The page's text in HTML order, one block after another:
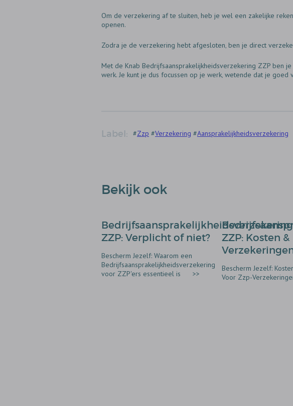
Om de verzekering af te sluiten‚ heb je wel een zakelijke
openen.
Zodra je de verzekering hebt afgesloten‚ ben je direct
Met de Knab Bedrijfsaansprakelijkheidsverzekering ZZP ben
werk. Je kunt je dus focussen op je werk‚ wetende dat je goed
Label: #Zzp #Verzekering #Aansprakelijkheidsverzekering
Bekijk ook
Bedrijfsaansprakelijkheidsverzekering
ZZP: Verplicht of niet?
Bescherm Jezelf: Waarom een
Bedrijfsaansprakelijkheidsverzekering
voor ZZP'ers essentieel is
>>
ZZP: Kosten &
Bescherm Jezelf:
Voor Zzp-